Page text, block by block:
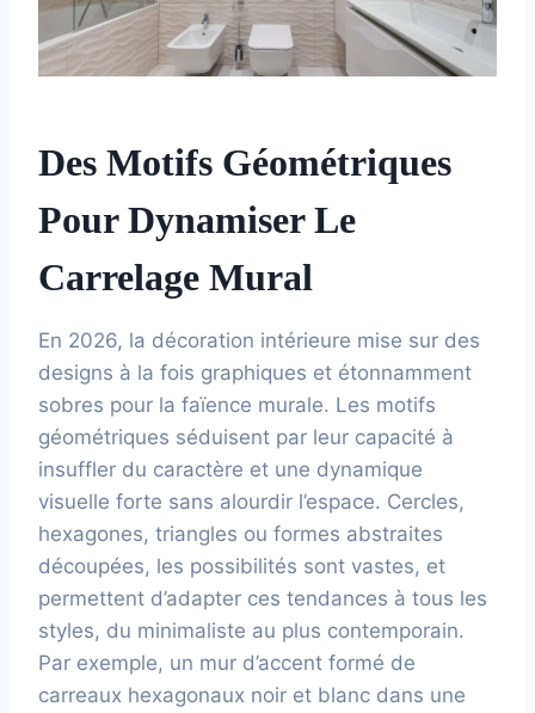
Des Motifs Géométriques
Pour Dynamiser Le
Carrelage Mural
En 2026, la décoration intérieure mise sur des
designs à la fois graphiques et étonnamment
sobres pour la faïence murale. Les motifs
géométriques séduisent par leur capacité à
insuffler du caractère et une dynamique
visuelle forte sans alourdir l’espace. Cercles,
hexagones, triangles ou formes abstraites
découpées, les possibilités sont vastes, et
permettent d’adapter ces tendances à tous les
styles, du minimaliste au plus contemporain.
Par exemple, un mur d’accent formé de
carreaux hexagonaux noir et blanc dans une